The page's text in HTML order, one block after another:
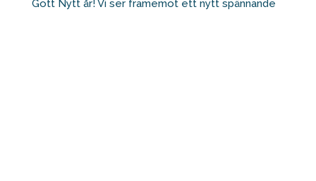
Gott Nytt år! Vi ser framemot ett nytt spännande